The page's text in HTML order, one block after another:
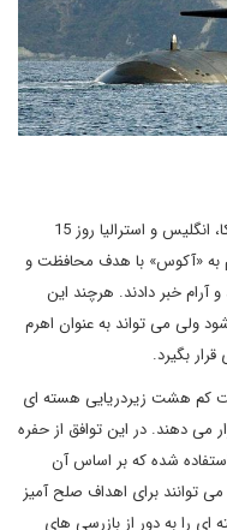
سه کشور ایالات متحده آمریکا، انگلیس و استرالیا روز 15
به «آکوس» با هدف محافظت و
آرام خبر دادند. هرچند این
ولی می تواند به عنوان اهرم
بگیرد.
کم هشت زیردریایی هسته ای
می دهند. در این توافق از حفره
شده که بر اساس آن
توانند برای اهداف صلح آمیز
ای را به دور از بازرسی های